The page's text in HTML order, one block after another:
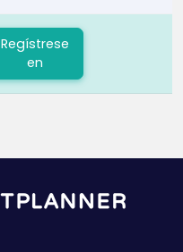
Regístrese
en